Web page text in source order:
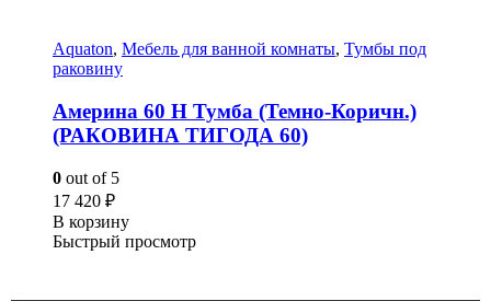
Aquaton, Мебель для ванной комнаты, Тумбы под
раковину
Америна 60 Н Тумба (Темно-Коричн.)
(РАКОВИНА ТИГОДА 60)
0 out of 5
17 420 ₽
В корзину
Быстрый просмотр